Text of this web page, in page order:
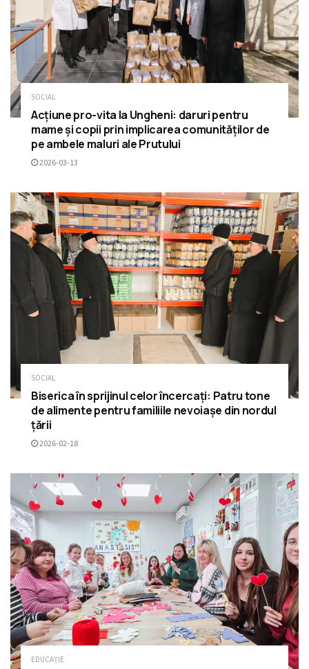
SOCIAL
Acțiune pro-vita la Ungheni: daruri pentru
mame și copii prin implicarea comunităților de
pe ambele maluri ale Prutului
2026-03-13
SOCIAL
Biserica în sprijinul celor încercați: Patru tone
de alimente pentru familiile nevoiașe din nordul
țării
2026-02-18
EDUCAȚIE